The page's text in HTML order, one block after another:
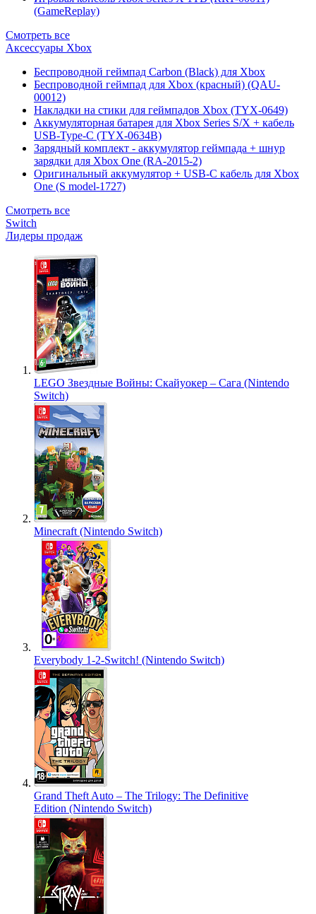
(GameReplay)
Смотреть все
Аксессуары Xbox
Беспроводной геймпад Carbon (Black) для Xbox
Беспроводной геймпад для Xbox (красный) (QAU-
00012)
Накладки на стики для геймпадов Xbox (TYX-0649)
Аккумуляторная батарея для Xbox Series S/X + кабель
USB-Type-C (TYX-0634B)
Зарядный комплект - аккумулятор геймпада + шнур
зарядки для Xbox One (RA-2015-2)
Оригинальный аккумулятор + USB-C кабель для Xbox
One (S model-1727)
Смотреть все
Switch
Лидеры продаж
LEGO Звездные Войны: Скайуокер – Сага (Nintendo
Switch)
Minecraft (Nintendo Switch)
Everybody 1-2-Switch! (Nintendo Switch)
Grand Theft Auto – The Trilogy: The Definitive
Edition (Nintendo Switch)